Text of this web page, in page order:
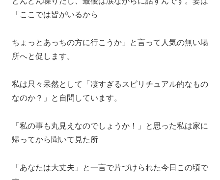
「ここでは皆がいるから
ちょっとあっちの方に行こうか」と言って人気の無い場
所へと促します。
私は只々呆然として「凄すぎるスピリチュアル的なもの
なのか？」と自問しています。
「私の事も丸見えなのでしょうか！」と思った私は家に
帰ってから聞いて見た所
「あなたは大丈夫」と一言で片づけられた今日この頃で